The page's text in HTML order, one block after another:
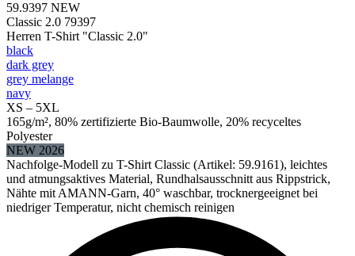
59.9397 NEW
Classic 2.0 79397
Herren T-Shirt "Classic 2.0"
black
dark grey
grey melange
navy
XS – 5XL
165g/m², 80% zertifizierte Bio-Baumwolle, 20% recyceltes
Polyester
NEW 2026
Nachfolge-Modell zu T-Shirt Classic (Artikel: 59.9161), leichtes
und atmungsaktives Material, Rundhalsausschnitt aus Rippstrick,
Nähte mit AMANN-Garn, 40° waschbar, trocknergeeignet bei
niedriger Temperatur, nicht chemisch reinigen